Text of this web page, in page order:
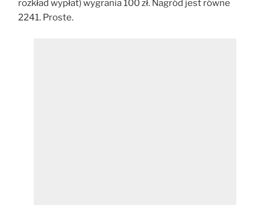
rozkład wypłat) wygrania 100 zł. Nagród jest równe
2241. Proste.